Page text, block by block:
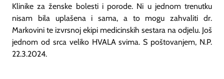
Klinike za ženske bolesti i porode. Ni u jednom trenutku
nisam bila uplašena i sama, a to mogu zahvaliti dr.
Markovini te izvrsnoj ekipi medicinskih sestara na odjelu. Još
jednom od srca veliko HVALA svima. S poštovanjem, N.P.
22.3.2024.